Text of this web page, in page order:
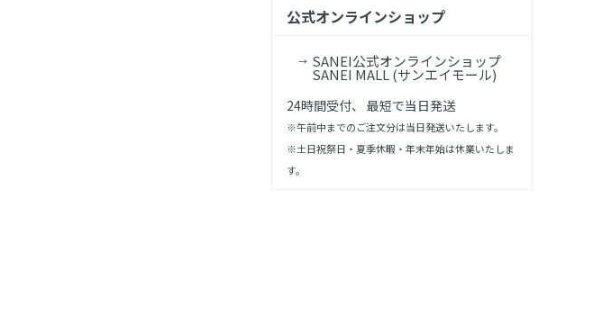
公式オンラインショップ
SANEI公式オンラインショップ
SANEI MALL (サンエイモール)
24時間受付、 最短で当日発送
※午前中までのご注文分は当日発送いたします。
※土日祝祭日・夏季休暇・年末年始は休業いたしま
す。